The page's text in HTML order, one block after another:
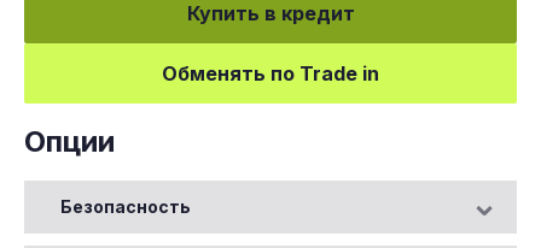
Купить в кредит
Обменять по Trade in
Опции
Безопасность